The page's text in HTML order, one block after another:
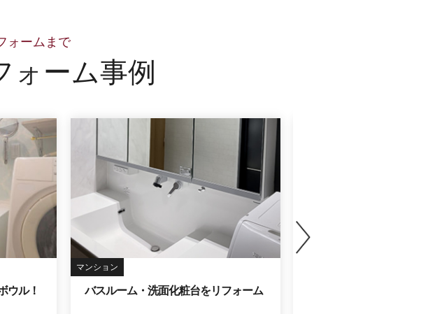
ォームまで
ォーム事例
ウル！
マンション
バスルーム・洗面化粧台をリフォーム